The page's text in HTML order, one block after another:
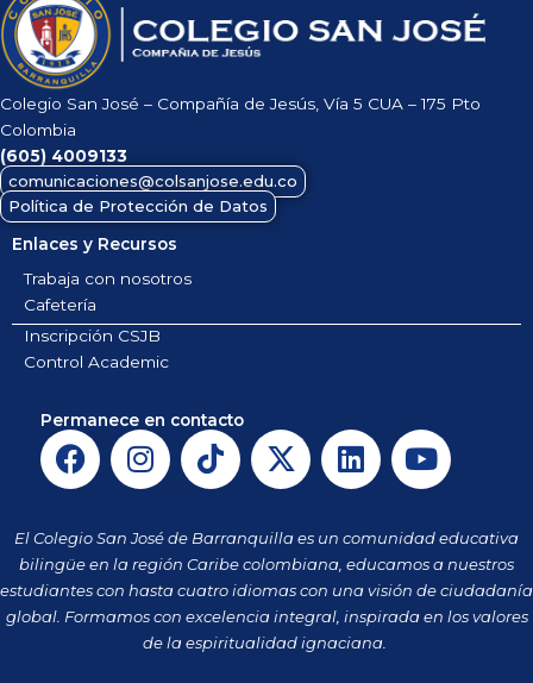
Colegio San José – Compañía de Jesús, Vía 5 CUA – 175 Pto
Colombia
(605) 4009133
comunicaciones@colsanjose.edu.co
Política de Protección de Datos
Enlaces y Recursos
Trabaja con nosotros
Cafetería
Inscripción CSJB
Control Academic
Permanece en contacto
F
a
e
b
o
o
I
n
t
a
g
r
a
T
i
t
o
k
X
-
w
i
t
t
e
L
i
k
e
d
i
n
Y
o
t
u
b
e
El Colegio San José de Barranquilla es un comunidad educativa
bilingüe en la región Caribe colombiana, educamos a nuestros
estudiantes con hasta cuatro idiomas con una visión de ciudadanía
global. Formamos con excelencia integral, inspirada en los valores
de la espiritualidad ignaciana.